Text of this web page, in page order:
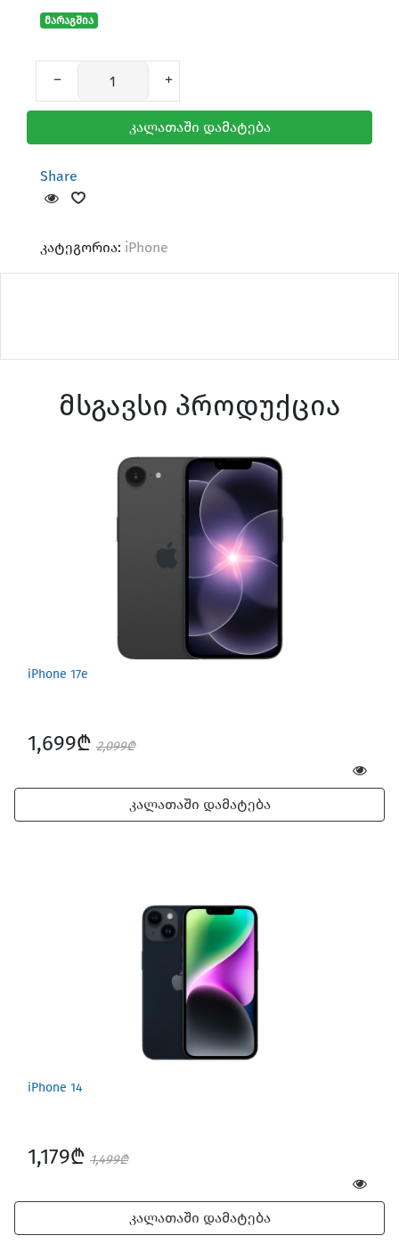
მარაგშია
კალათაში დამატება
Share
კატეგორია: iPhone
მსგავსი პროდუქცია
iPhone 17e
1,699₾ 2,099₾
კალათაში დამატება
iPhone 14
1,179₾ 1,499₾
კალათაში დამატება